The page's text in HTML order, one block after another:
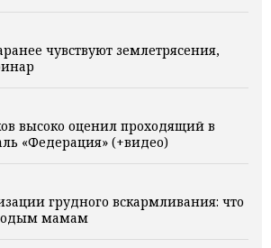
чувствуют землетрясения,
высоко оценил проходящий в
«Федерация» (+видео)
грудного вскармливания: что
мамам